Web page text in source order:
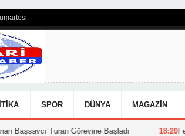
SPOR DÜNYA MAGAZIN
Görevine Başladı 18:20Feci Kazada